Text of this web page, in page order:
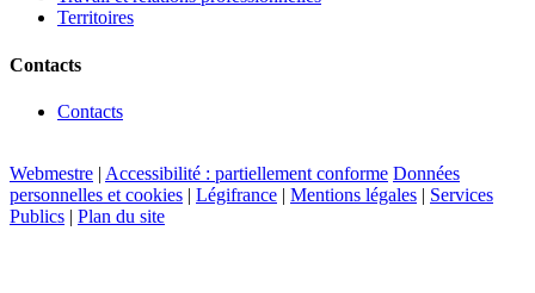
Territoires
Contacts
Contacts
Webmestre | Accessibilité : partiellement conforme Données
personnelles et cookies | Légifrance | Mentions légales | Services
Publics | Plan du site